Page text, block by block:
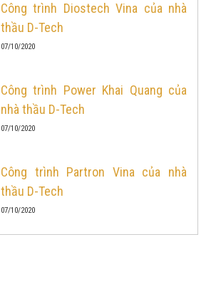
Công trình Diostech Vina của nhà
thầu D-Tech
07/10/2020
Công trình Power Khai Quang của
nhà thầu D-Tech
07/10/2020
Công trình Partron Vina của nhà
thầu D-Tech
07/10/2020